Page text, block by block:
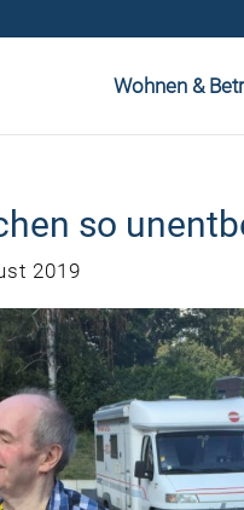
Wohnen &
so
2019